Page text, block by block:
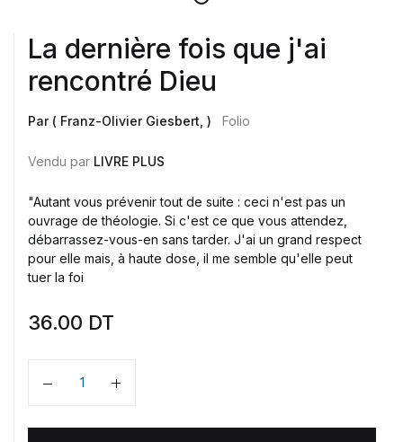
La dernière fois que j'ai
rencontré Dieu
Par ( Franz-Olivier Giesbert, ) Folio
Vendu par LIVRE PLUS
"Autant vous prévenir tout de suite : ceci n'est pas un
ouvrage de théologie. Si c'est ce que vous attendez,
débarrassez-vous-en sans tarder. J'ai un grand respect
pour elle mais, à haute dose, il me semble qu'elle peut
tuer la foi
36.00 DT
Quantité